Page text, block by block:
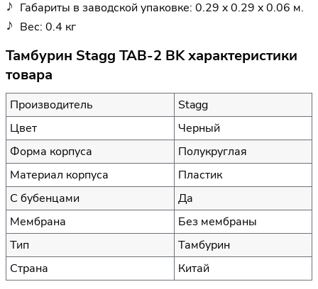
Габариты в заводской упаковке: 0.29 x 0.29 x 0.06 м.
Вес: 0.4 кг
Тамбурин Stagg TAB-2 BK характеристики
товара
Производитель
Stagg
Цвет
Черный
Форма корпуса
Полукруглая
Материал корпуса
Пластик
С бубенцами
Да
Мембрана
Без мембраны
Тип
Тамбурин
Страна
Китай